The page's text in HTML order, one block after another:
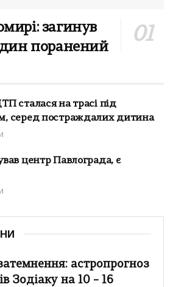
загинув
поранений
сталася на трасі під
серед постраждалих дитина
центр Павлограда, є
астропрогноз
Зодіаку на 10 – 16